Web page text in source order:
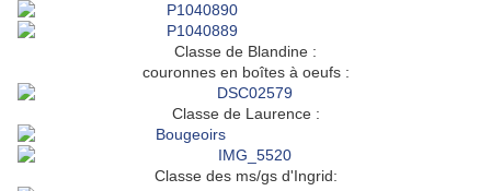
Classe de Blandine :
couronnes en boîtes à oeufs :
Classe de Laurence :
Classe des ms/gs d'Ingrid: